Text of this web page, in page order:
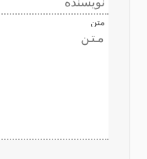
متن